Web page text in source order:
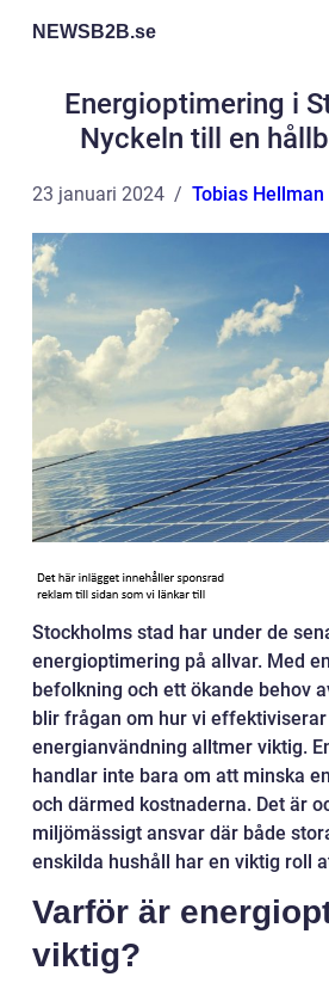
NEWSB2B.se
Energioptimering i
Nyckeln till en
23 januari 2024 Tobias Hellman
Stockholms stad har under de
energioptimering på allvar. Med
befolkning och ett ökande behov
blir frågan om hur vi
energianvändning alltmer viktig.
handlar inte bara om att minska
och därmed kostnaderna. Det är
miljömässigt ansvar där både
enskilda hushåll har en viktig roll
Varför är
viktig?